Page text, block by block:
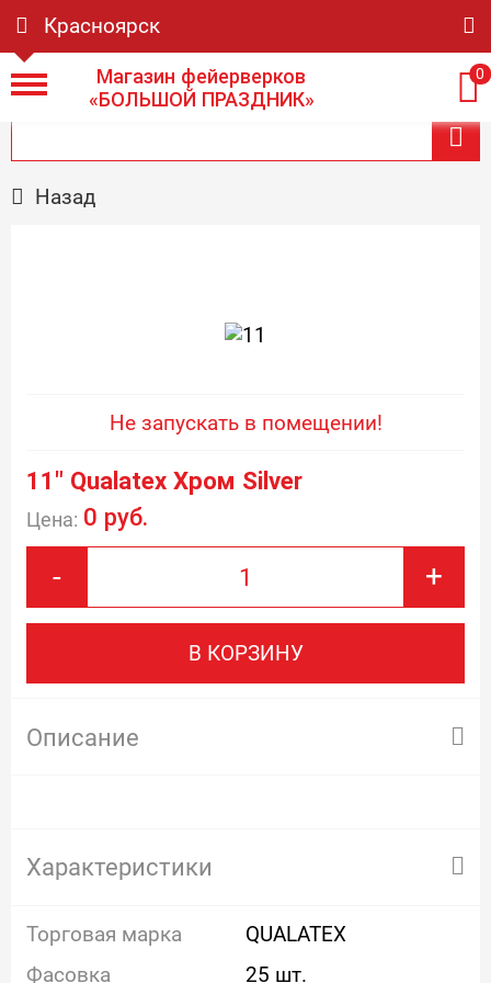
Красноярск
Магазин фейерверков
«БОЛЬШОЙ ПРАЗДНИК»
0
Назад
Не запускать в помещении!
11" Qualatex Хром Silver
Цена: 0 руб.
- +
В КОРЗИНУ
Описание
Характеристики
Торговая марка
QUALATEX
Фасовка
25 шт.